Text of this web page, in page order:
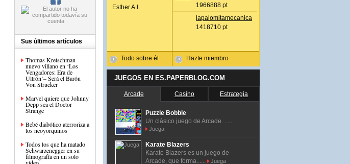
Sus últimos artículos
Thomas Kretschman
nuevo villano en ‘Los
Vengadores: Era de
Ultrón’– Será el Barón
Von Strucker
Marvel quiere que Johnny
Depp sea el Doctor
Strange
Bebé diabólico aterroriza a
los neoyorquinos
Todos los que ha matado
Schwarzenegger en su
filmografía en un solo
Esther A.l.
Todo sobre él
1966888 pt
lapalomitamecanica
1418710 pt
Hazte miembro
JUEGOS EN ES.PAPERBLOG.COM
Arcade Casino Estrategia
Puzzle Bobble
Un clásico juego de Arcade. ......
Juega
Karate Blazers
Karate Blazers es un juego de
Arcade, que forma......
Juega